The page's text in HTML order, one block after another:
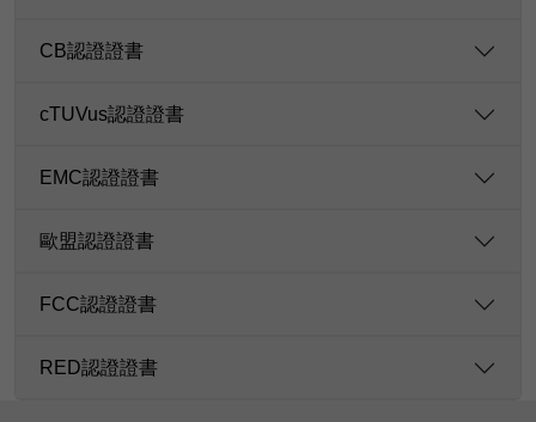
CB認證證書
cTUVus認證證書
EMC認證證書
歐盟認證證書
FCC認證證書
RED認證證書